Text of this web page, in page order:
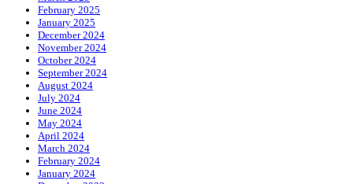
February 2025
January 2025
December 2024
November 2024
October 2024
September 2024
August 2024
July 2024
June 2024
May 2024
April 2024
March 2024
February 2024
January 2024